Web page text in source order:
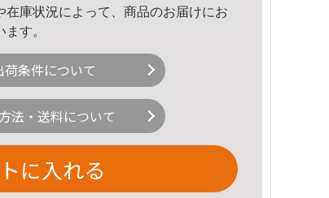
庫状況によって、商品のお届けにお
す。
荷条件について
法・送料について
に入れる